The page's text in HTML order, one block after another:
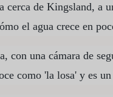
cerca de Kingsland, a
el agua crece en
con una cámara de
como 'la losa' y es